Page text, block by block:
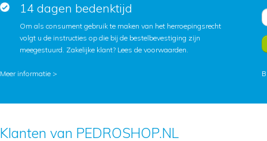
14 dagen bedenktijd
Om als consument gebruik te maken van het herroepingsrecht
volgt u de instructies op die bij de bestelbevestiging zijn
meegestuurd. Zakelijke klant? Lees de voorwaarden.
Meer informatie >
Klanten van PEDROSHOP.NL